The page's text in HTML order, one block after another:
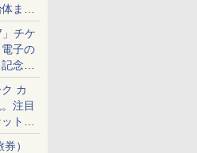
まと
」チケ
子の
念チ
カ
注目
ト手
は？
）